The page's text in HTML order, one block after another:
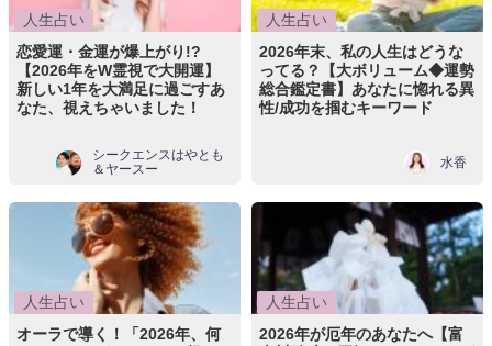
人生占い
恋愛運・金運が爆上がり!?
【2026年をW霊視で大開運】
新しい1年を大満足に過ごすあ
なた、視えちゃいました！
シークエンスはやとも
＆ヤースー
人生占い
2026年末、私の人生はどうな
ってる？【大ボリューム◆運勢
総合鑑定書】あなたに惚れる異
性/成功を掴むキーワード
水香
人生占い
オーラで導く！「2026年、何
人生占い
2026年が厄年のあなたへ【富